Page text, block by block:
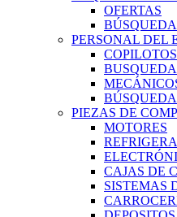
OFERTAS
PERSONAL DEL
PIEZAS DE
MOTORES
CAJAS DE
SISTEMAS